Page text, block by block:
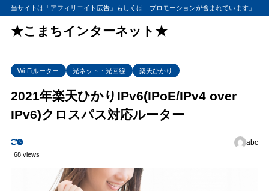
当サイトは「アフィリエイト広告」もしくは「プロモーションが含まれています」
★こまちインターネット★
Wi-Fiルーター 光ネット・光回線 楽天ひかり
2021年楽天ひかりIPv6(IPoE/IPv4 over
IPv6)クロスパス対応ルーター
abc
68 views